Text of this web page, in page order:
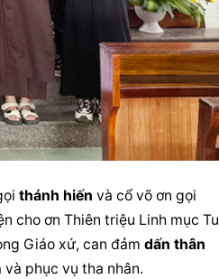
thánh hiến và cổ võ ơn gọi
cho ơn Thiên triệu Linh mục Tu
Giáo xứ, can đảm dấn thân
và phục vụ tha nhân.